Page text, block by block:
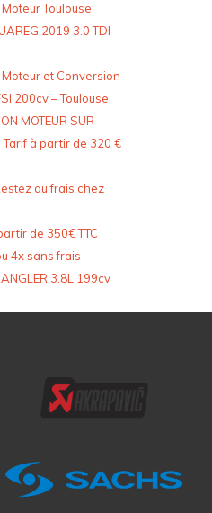
Toulouse
2019 3.0 TDI
et Conversion
200cv – Toulouse
MOTEUR SUR
Tarif à partir de 320 €
au frais chez
de 350€ TTC
4x sans frais
3.8L 199cv